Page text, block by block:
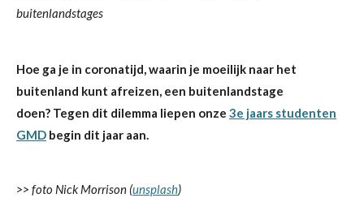
buitenlandstages
Hoe ga je in coronatijd, waarin je moeilijk naar het
buitenland kunt afreizen, een buitenlandstage
doen? Tegen dit dilemma liepen onze 3e jaars studenten
GMD begin dit jaar aan.
>> foto Nick Morrison (unsplash)